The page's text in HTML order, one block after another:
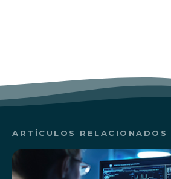
ARTÍCULOS RELACIONADOS